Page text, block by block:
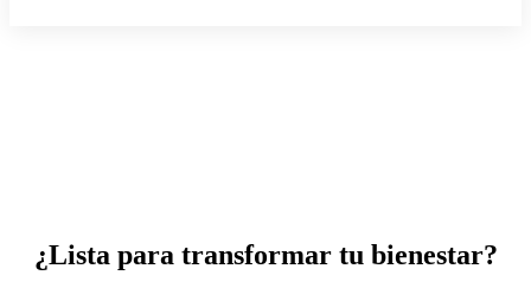
¿Lista para transformar tu bienestar?